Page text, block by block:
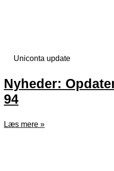
Uniconta update
Nyheder:
94
Læs mere »